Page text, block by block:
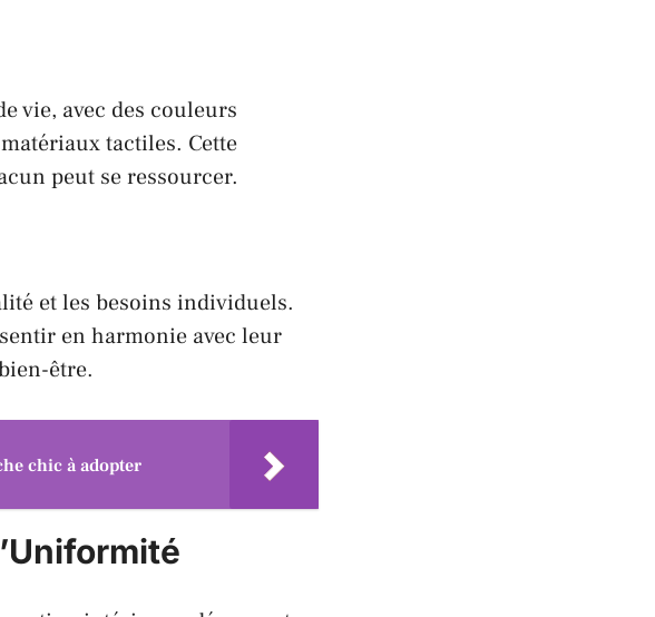
vie, avec des couleurs
tactiles. Cette
peut se ressourcer.
et les besoins individuels.
en harmonie avec leur
être.
chic à adopter